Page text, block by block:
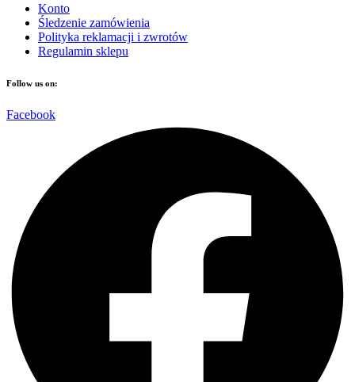
Konto
Śledzenie zamówienia
Polityka reklamacji i zwrotów
Regulamin sklepu
Follow us on:
Facebook